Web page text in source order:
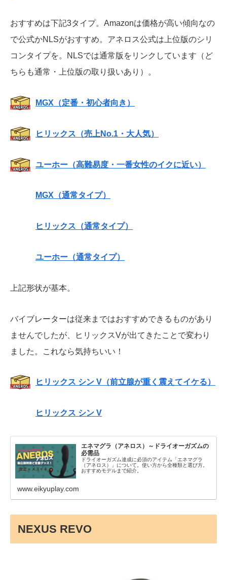
おすすめは下記3タイプ。Amazonは価格が高い傾向なの
で公式かNLSがおすすめ。アネロス公式は上位版のシリ
コンタイプを。NLSでは通常版をリンクしています（ど
ちらも通常・上位版の取り扱いあり）。
MGX（定番・初心者向き）
ヒリックス（売上No.1・大人気）
ユーホー（高難易度・一番女性のイクに近い）
MGX（通常タイプ）
ヒリックス（通常タイプ）
ユーホー（通常タイプ）
上記形状が基本。
バイブレーターは従来まではおすすめできるものがあり
ませんでしたが、ヒリックスVが出てきたことで変わり
ました。これなら気持ちいい！
ヒリックス シン V（前立腺が重く震えてイケる）
ヒリックス シン V
エネマグラ（アネロス）～ドライオーガズムの
必需品
ドライオーガズム達成に必須のアイテム「エネマグラ
（アネロス）」について。使い方から全種類と選び方。
おすすめモデルまで紹介。
www.eikyuplay.com
NEXUS REVO